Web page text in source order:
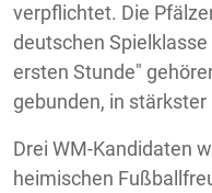
verpflichtet. Die
deutschen
ersten Stunde"
gebunden, in
Drei WM-Kandidaten
heimischen